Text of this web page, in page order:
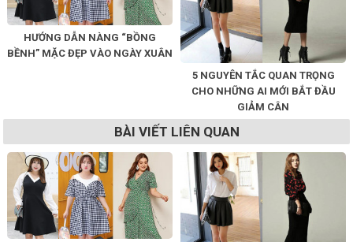
HƯỚNG DẪN NÀNG “BỒNG
BỀNH” MẶC ĐẸP VÀO NGÀY XUÂN
5 NGUYÊN TẮC QUAN TRỌNG
CHO NHỮNG AI MỚI BẮT ĐẦU
GIẢM CÂN
BÀI VIẾT LIÊN QUAN